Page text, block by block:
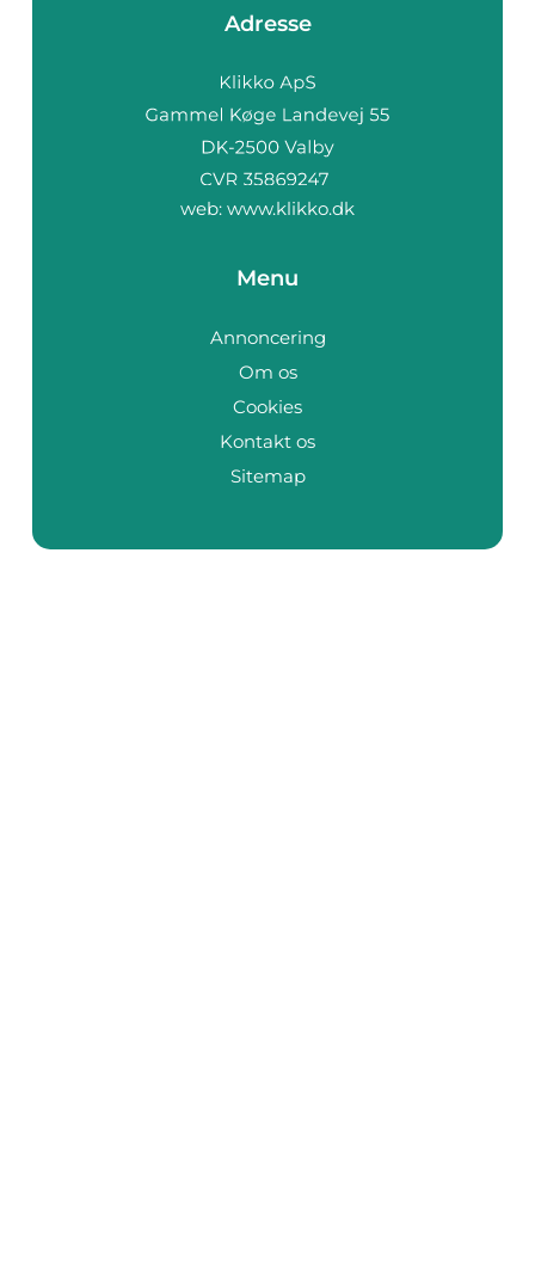
Adresse
web: www.klikko.dk
Menu
Annoncering
Om os
Cookies
Kontakt os
Sitemap